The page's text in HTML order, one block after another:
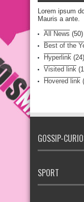
Lorem ipsum
Mauris a ante.
All News (50)
Best of the
Hyperlink (24)
Visited link
Hovered link
GOSSIP-
SPORT